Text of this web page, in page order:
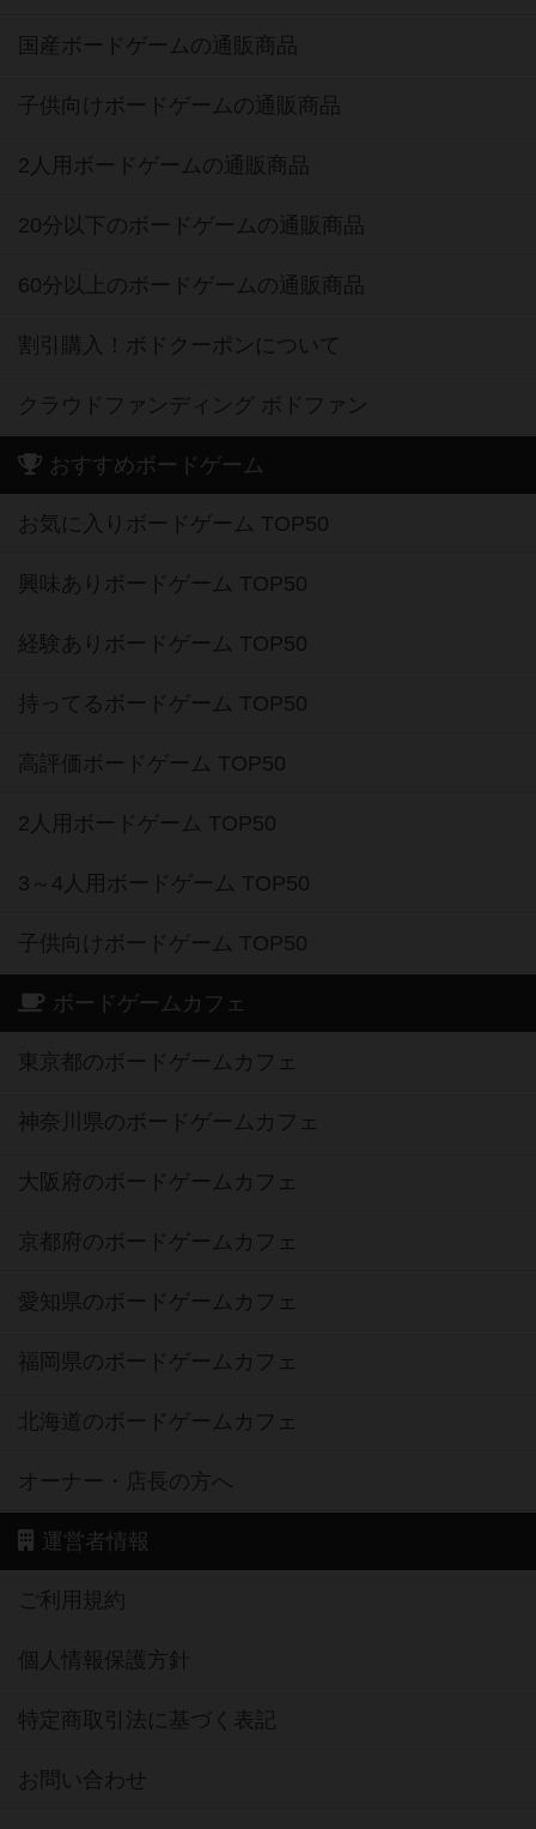
国産ボードゲームの通販商品
子供向けボードゲームの通販商品
2人用ボードゲームの通販商品
20分以下のボードゲームの通販商品
60分以上のボードゲームの通販商品
割引購入！ボドクーポンについて
クラウドファンディング ボドファン
おすすめボードゲーム
お気に入りボードゲーム TOP50
興味ありボードゲーム TOP50
経験ありボードゲーム TOP50
持ってるボードゲーム TOP50
高評価ボードゲーム TOP50
2人用ボードゲーム TOP50
3～4人用ボードゲーム TOP50
子供向けボードゲーム TOP50
ボードゲームカフェ
東京都のボードゲームカフェ
神奈川県のボードゲームカフェ
大阪府のボードゲームカフェ
京都府のボードゲームカフェ
愛知県のボードゲームカフェ
福岡県のボードゲームカフェ
北海道のボードゲームカフェ
オーナー・店長の方へ
運営者情報
ご利用規約
個人情報保護方針
特定商取引法に基づく表記
お問い合わせ